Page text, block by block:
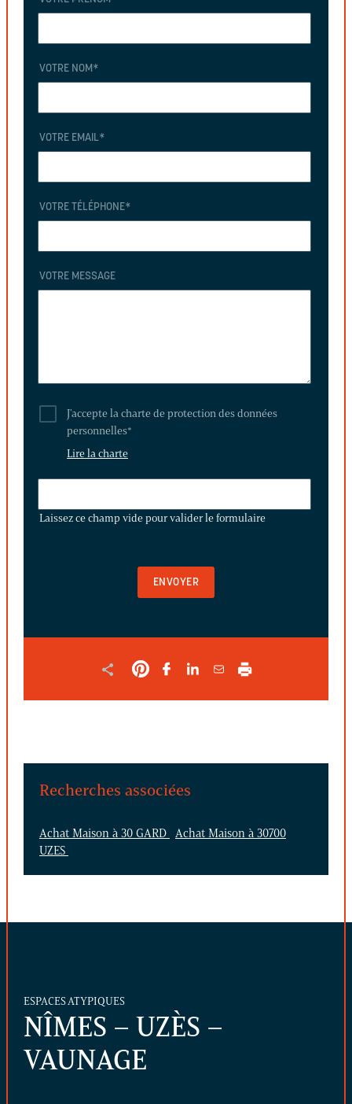
VOTRE NOM *
VOTRE EMAIL*
VOTRE TÉLÉPHONE*
VOTRE MESSAGE
J'accepte la charte de protection des données
personnelles*
Lire la charte
CHAMP
Laissez ce champ vide pour valider le formulaire
Recherches associées
Achat Maison à 30 GARD
Achat Maison à 30700
UZES
ESPACES ATYPIQUES
NÎMES – UZÈS –
VAUNAGE